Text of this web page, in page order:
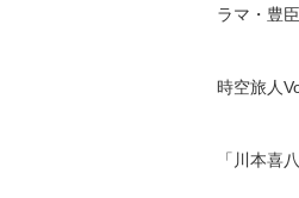
ラマ・豊
時空旅人
「川本喜